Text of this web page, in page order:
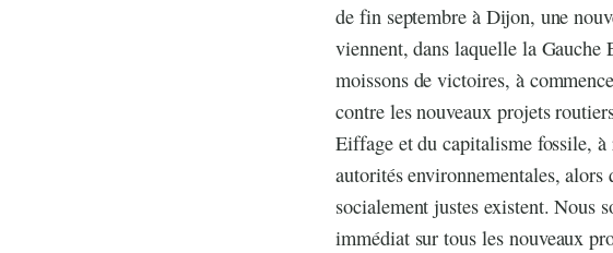
de fin septembre à Dijon, une
viennent, dans laquelle la Gauche
moissons de victoires, à
contre les nouveaux projets
Eiffage et du capitalisme fossile,
autorités environnementales, alors
socialement justes existent. Nous
immédiat sur tous les nouveaux